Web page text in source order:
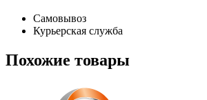
Самовывоз
Курьерская служба
Похожие товары